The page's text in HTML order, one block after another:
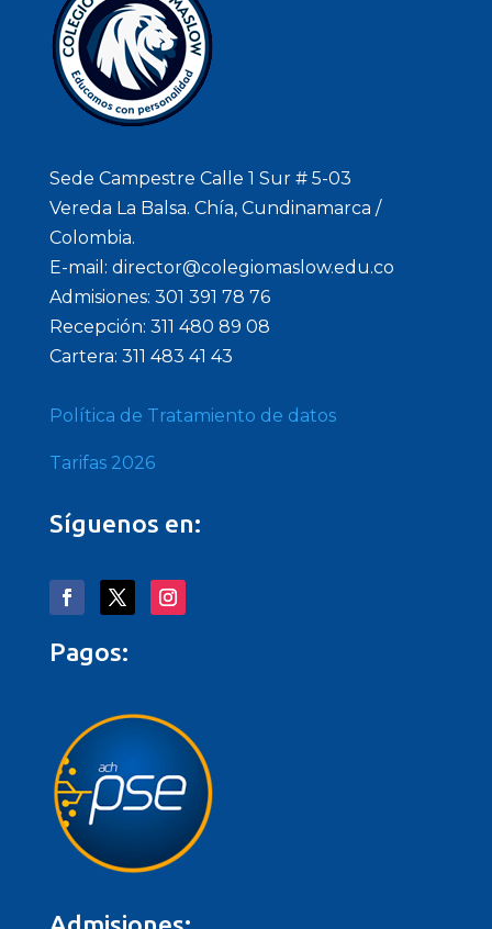
Sede Campestre Calle 1 Sur # 5-03
Vereda La Balsa. Chía, Cundinamarca /
Colombia.
E-mail: director@colegiomaslow.edu.co
Admisiones: 301 391 78 76
Recepción: 311 480 89 08
Cartera: 311 483 41 43
Política de Tratamiento de datos
Tarifas 2026
Síguenos en:
Pagos: